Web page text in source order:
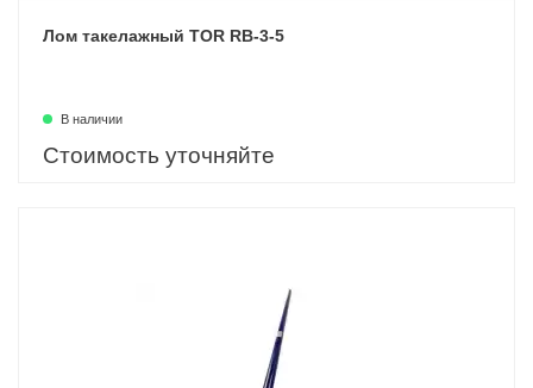
Лом такелажный TOR RB-3-5
В наличии
Стоимость уточняйте